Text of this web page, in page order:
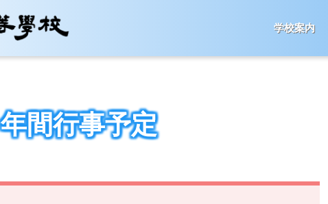
学校案内
年間行事予定